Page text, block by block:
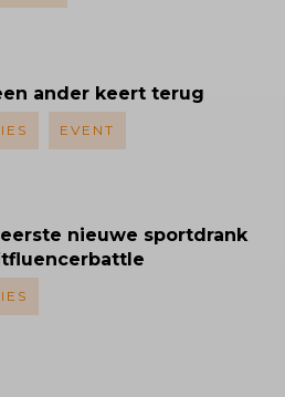
ander keert terug
EVENT
nieuwe sportdrank